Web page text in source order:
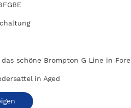
schöne Brompton G Line in
in Aged
Handgriffe